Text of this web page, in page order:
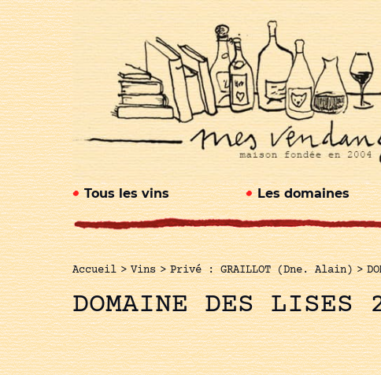
Tous les vins Les domaines
Accueil > Vins > Privé : GRAILLOT (Dne. Alain) >
DOMAINE DES LISES